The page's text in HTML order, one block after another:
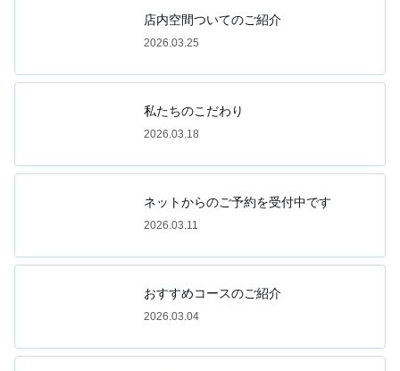
店内空間ついてのご紹介
2026.03.25
私たちのこだわり
2026.03.18
ネットからのご予約を受付中です
2026.03.11
おすすめコースのご紹介
2026.03.04